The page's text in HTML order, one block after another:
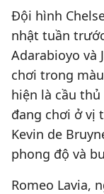
Đội hình
nhật tuần
Adarabioyo và
chơi trong
hiện là cầu
đang chơi ở vị
Kevin de
phong độ và
Romeo Lavia,